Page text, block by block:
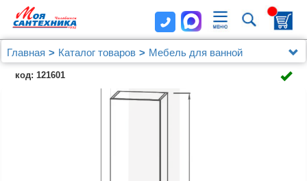
Главная Каталог товаров
Мебель для ванной
Шкафы - пеналы
Шкаф-пенал Jacob Delafon Nona EB1983RRU-N21 R,
глянцевый серый титан
код: 121601